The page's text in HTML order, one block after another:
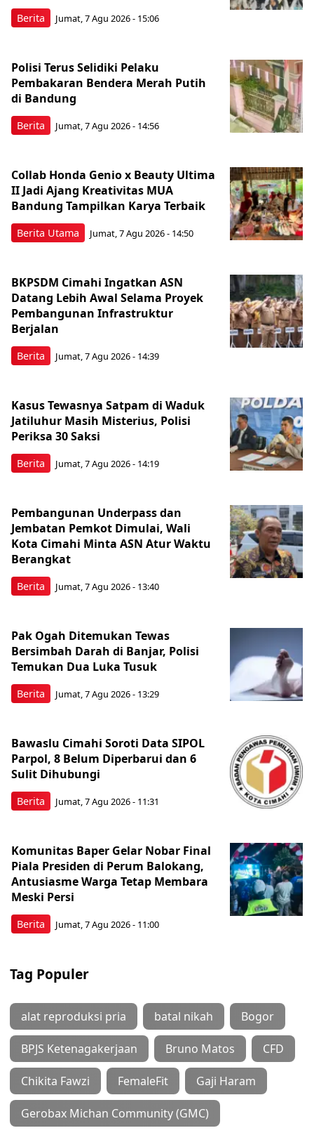
Berita Jumat, 7 Agu 2026 - 15:06
Berita
Polisi Terus Selidiki Pelaku
Pembakaran Bendera Merah Putih
di Bandung
Jumat, 7 Agu 2026 - 14:56
Berita Utama
Collab Honda Genio x Beauty Ultima
II Jadi Ajang Kreativitas MUA
Bandung Tampilkan Karya Terbaik
Jumat, 7 Agu 2026 - 14:50
Berita
BKPSDM Cimahi Ingatkan ASN
Datang Lebih Awal Selama Proyek
Pembangunan Infrastruktur
Berjalan
Jumat, 7 Agu 2026 - 14:39
Berita
Kasus Tewasnya Satpam di Waduk
Jatiluhur Masih Misterius, Polisi
Periksa 30 Saksi
Jumat, 7 Agu 2026 - 14:19
Berita
Pembangunan Underpass dan
Jembatan Pemkot Dimulai, Wali
Kota Cimahi Minta ASN Atur Waktu
Berangkat
Jumat, 7 Agu 2026 - 13:40
Berita
Pak Ogah Ditemukan Tewas
Bersimbah Darah di Banjar, Polisi
Temukan Dua Luka Tusuk
Jumat, 7 Agu 2026 - 13:29
Berita
Bawaslu Cimahi Soroti Data SIPOL
Parpol, 8 Belum Diperbarui dan 6
Sulit Dihubungi
Jumat, 7 Agu 2026 - 11:31
Berita
Komunitas Baper Gelar Nobar Final
Piala Presiden di Perum Balokang,
Antusiasme Warga Tetap Membara
Meski Persi
Jumat, 7 Agu 2026 - 11:00
Tag Populer
alat reproduksi pria batal nikah Bogor
BPJS Ketenagakerjaan Bruno Matos CFD
Chikita Fawzi FemaleFit Gaji Haram
Gerobax Michan Community (GMC)